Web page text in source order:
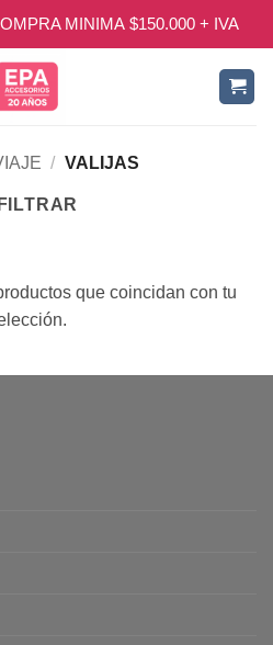
MINIMA $150.000 + IVA
/ VALIJAS
FILTRAR
que coincidan con tu